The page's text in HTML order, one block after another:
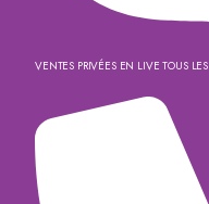
VENTES PRIVÉES EN LIVE TOUS LES